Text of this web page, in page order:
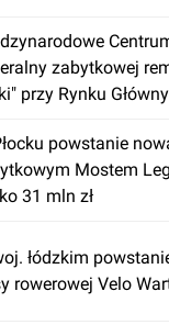
zabytkowej
przy Rynku
powstanie
Mostem
31 mln zł
łódzkim
rowerowej Velo